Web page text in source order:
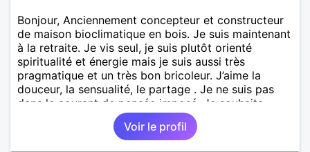
Bonjour, Anciennement concepteur et constructeur
de maison bioclimatique en bois. Je suis maintenant
à la retraite. Je vis seul, je suis plutôt orienté
spiritualité et énergie mais je suis aussi très
pragmatique et un très bon bricoleur. J’aime la
douceur, la sensualité, le partage . Je ne suis pas
dans le courant de pensée imposé. Je souhaite
rencontrer une personne pour partager,
expérimenté, découvrir ensemble et se soutenir
mutuellement pour devenir le meilleur de soi-même
Voir le profil